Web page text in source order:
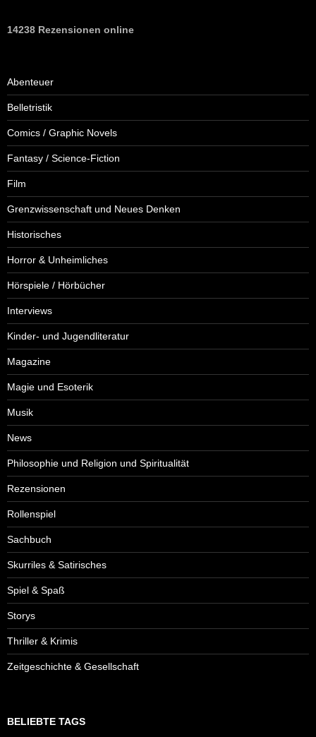
14238 Rezensionen online
Abenteuer
Belletristik
Comics / Graphic Novels
Fantasy / Science-Fiction
Film
Grenzwissenschaft und Neues Denken
Historisches
Horror & Unheimliches
Hörspiele / Hörbücher
Interviews
Kinder- und Jugendliteratur
Magazine
Magie und Esoterik
Musik
News
Philosophie und Religion und Spiritualität
Rezensionen
Rollenspiel
Sachbuch
Skurriles & Satirisches
Spiel & Spaß
Storys
Thriller & Krimis
Zeitgeschichte & Gesellschaft
BELIEBTE TAGS